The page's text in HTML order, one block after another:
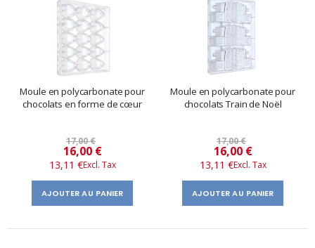
Moule en polycarbonate pour
chocolats en forme de cœur
17,00 €
Prix
​​
spécial
16,00 €
13,11 €
AJOUTER AU PANIER
Moule en polycarbonate pour
chocolats Train de Noël
17,00 €
Prix
​​
spécial
16,00 €
13,11 €
AJOUTER AU PANIER